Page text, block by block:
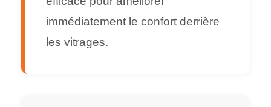
immédiatement le confort derrière
les vitrages.